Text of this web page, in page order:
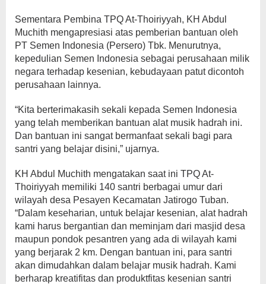
Sementara Pembina TPQ At-Thoiriyyah, KH Abdul
Muchith mengapresiasi atas pemberian bantuan oleh
PT Semen Indonesia (Persero) Tbk. Menurutnya,
kepedulian Semen Indonesia sebagai perusahaan milik
negara terhadap kesenian, kebudayaan patut dicontoh
perusahaan lainnya.
“Kita berterimakasih sekali kepada Semen Indonesia
yang telah memberikan bantuan alat musik hadrah ini.
Dan bantuan ini sangat bermanfaat sekali bagi para
santri yang belajar disini,” ujarnya.
KH Abdul Muchith mengatakan saat ini TPQ At-
Thoiriyyah memiliki 140 santri berbagai umur dari
wilayah desa Pesayen Kecamatan Jatirogo Tuban.
“Dalam keseharian, untuk belajar kesenian, alat hadrah
kami harus bergantian dan meminjam dari masjid desa
maupun pondok pesantren yang ada di wilayah kami
yang berjarak 2 km. Dengan bantuan ini, para santri
akan dimudahkan dalam belajar musik hadrah. Kami
berharap kreatifitas dan produktfitas kesenian santri